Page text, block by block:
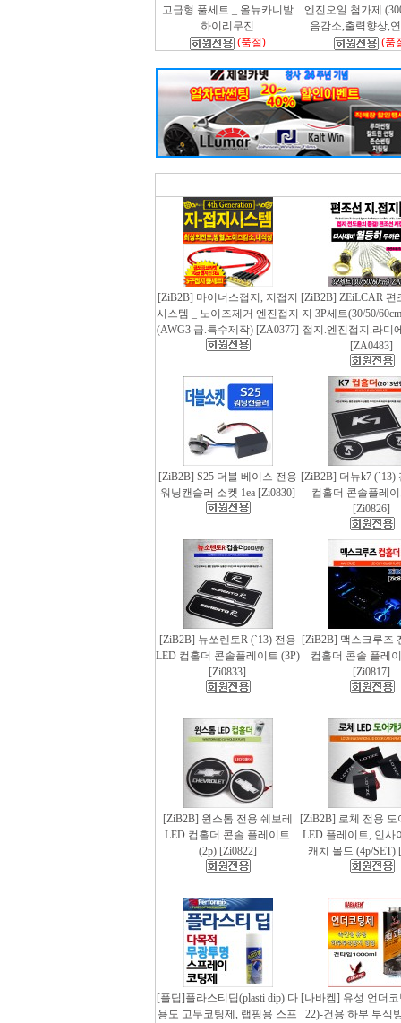
고급형 풀세트 _ 올뉴카니발
하이리무진
(품절)
엔진오일 첨가제
음감소,출력향상,
(품
[ZiB2B] 마이너스접지, 지접지
시스템 _ 노이즈제거 엔진접지
(AWG3 급.특수제작) [ZA0377]
[ZiB2B] ZEiLCAR 편
지 3P세트(30/50/
접지.엔진접지.라디
[ZA0483]
[ZiB2B] S25 더블 베이스 전용
워닝캔슬러 소켓 1ea [Zi0830]
[ZiB2B] 더뉴k7 (`13)
컵홀더 콘솔플레
[Zi0826]
[ZiB2B] 뉴쏘렌토R (`13) 전용
LED 컵홀더 콘솔플레이트 (3P)
[Zi0833]
[ZiB2B] 맥스크루즈
컵홀더 콘솔 플레
[Zi0817]
[ZiB2B] 윈스톰 전용 쉐보레
LED 컵홀더 콘솔 플레이트
(2p) [Zi0822]
[ZiB2B] 로체 전용 도
LED 플레이트, 인사
캐치 몰드 (4p/SET)
[플딥]플라스티딥(plasti dip) 다
용도 고무코팅제, 랩핑용 스프
[나바켐] 유성 언더
22)-건용 하부 부식